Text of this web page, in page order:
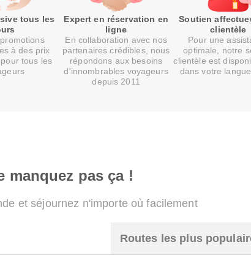
tous les
à des prix
tous les
Expert en réservation en
ligne
En collaboration avec nos
partenaires crédibles, nous
répondons aux besoins
d'innombrables voyageurs
depuis 2011
Soutien
clientèle
Pour une
optimale, notre
clientèle est
dans votre
manquez pas ça !
et séjournez n'importe où facilement
Routes les plus